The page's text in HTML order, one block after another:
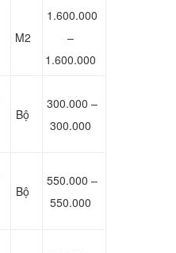
M2
1.600.000
–
1.600.000
Bộ
300.000 –
300.000
Bộ
550.000 –
550.000